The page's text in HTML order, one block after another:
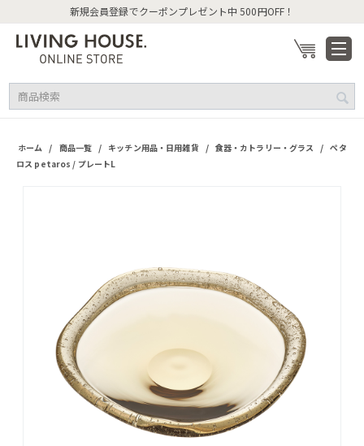
新規会員登録でクーポンプレゼント中 500円OFF！
ホーム / 商品一覧 / キッチン用品・日用雑貨 / 食器・カトラリー・グラス / ペタ
ロス petaros / プレートL